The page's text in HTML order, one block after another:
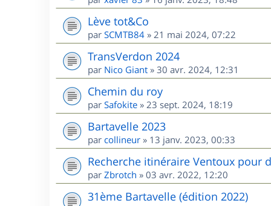
Lève tot&Co
par SCMTB84 » 21 mai 2024, 07:22
TransVerdon 2024
par Nico Giant » 30 avr. 2024, 12:31
Chemin du roy
par Safokite » 23 sept. 2024, 18:19
Bartavelle 2023
par collineur » 13 janv. 2023, 00:33
Recherche itinéraire Ventoux pour
par Zbrotch » 03 avr. 2022, 12:20
31ème Bartavelle (édition 2022)